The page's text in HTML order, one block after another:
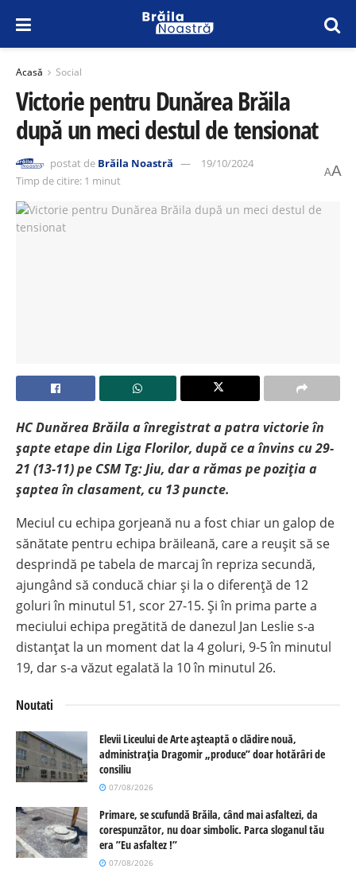
Acasă Social
Victorie pentru Dunărea Brăila
după un meci destul de tensionat
postat de Brăila Noastră
19/10/2024
Timp de citire: 1 minut
AA
HC Dunărea Brăila a înregistrat a patra victorie în
șapte etape din Liga Florilor, după ce a învins cu 29-
21 (13-11) pe CSM Tg: Jiu, dar a rămas pe poziția a
șaptea în clasament, cu 13 puncte.
Meciul cu echipa gorjeană nu a fost chiar un galop de
sănătate pentru echipa brăileană, care a reușit să se
desprindă pe tabela de marcaj în repriza secundă,
ajungând să conducă chiar și la o diferență de 12
goluri în minutul 51, scor 27-15. Și în prima parte a
meciului echipa pregătită de danezul Jan Leslie s-a
distanțat la un moment dat la 4 goluri, 9-5 în minutul
19, dar s-a văzut egalată la 10 în minutul 26.
Noutati
Elevii Liceului de Arte așteaptă o clădire nouă,
administrația Dragomir „produce” doar hotărâri de
consiliu
07/08/2026
Primare, se scufundă Brăila, când mai asfaltezi, da
corespunzător, nu doar simbolic. Parca sloganul tău
era ”Eu asfaltez !”
07/08/2026